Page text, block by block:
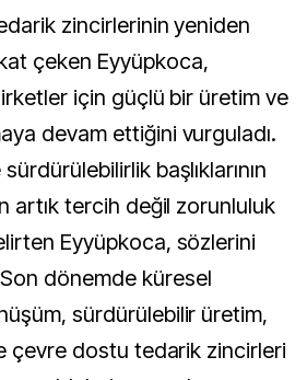
zincirlerinin yeniden
çeken Eyyüpkoca,
için güçlü bir üretim ve
devam ettiğini vurguladı.
başlıklarının
artık tercih değil zorunluluk
Eyyüpkoca, sözlerini
dönemde küresel
sürdürülebilir üretim,
çevre dostu tedarik zincirleri